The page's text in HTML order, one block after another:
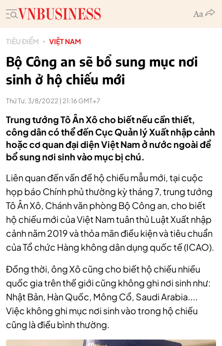
TIÊU ĐIỂM VIỆT NAM
Bộ Công an sẽ bổ sung mục nơi
sinh ở hộ chiếu mới
Thứ Tư, 3/8/2022 | 21:16 GMT+7
Trung tướng Tô Ân Xô cho biết nếu cần thiết,
công dân có thể đến Cục Quản lý Xuất nhập cảnh
hoặc cơ quan đại diện Việt Nam ở nước ngoài để
bổ sung nơi sinh vào mục bị chú.
Liên quan đến vấn đề hộ chiếu mẫu mới, tại cuộc
họp báo Chính phủ thường kỳ tháng 7, trung tướng
Tô Ân Xô, Chánh văn phòng Bộ Công an, cho biết
hộ chiếu mới của Việt Nam tuân thủ Luật Xuất nhập
cảnh năm 2019 và thỏa mãn điều kiện và tiêu chuẩn
của Tổ chức Hàng không dân dụng quốc tế (ICAO).
Đồng thời, ông Xô cũng cho biết hộ chiếu nhiều
quốc gia trên thế giới cũng không ghi nơi sinh như:
Nhật Bản, Hàn Quốc, Mông Cổ, Saudi Arabia....
Việc không ghi mục nơi sinh vào trong hộ chiếu
cũng là điều bình thường.